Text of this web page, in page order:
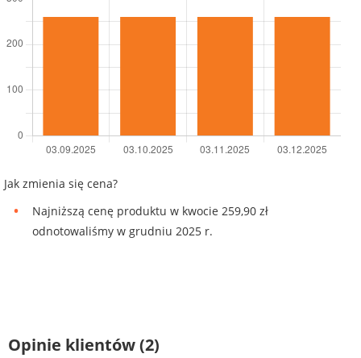
Jak zmienia się cena?
Najniższą cenę produktu w kwocie 259,90 zł
odnotowaliśmy w grudniu 2025 r.
Opinie klientów (2)